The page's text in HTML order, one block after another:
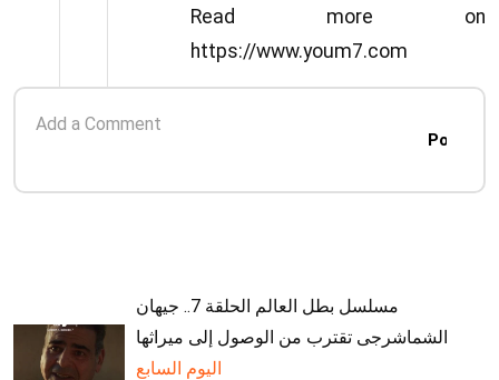
Read more on
https://www.youm7.com
Post
مسلسل بطل العالم الحلقة 7.. جيهان
الشماشرجى تقترب من الوصول إلى ميراثها
اليوم السابع